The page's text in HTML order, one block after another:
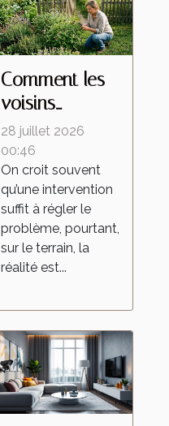
Comment les
voisins
influencent le
retour des
insectes
malgré une
intervention
locale
28 juillet 2026
00:46
On croit souvent
qu’une intervention
suffit à régler le
problème, pourtant,
sur le terrain, la
réalité est...